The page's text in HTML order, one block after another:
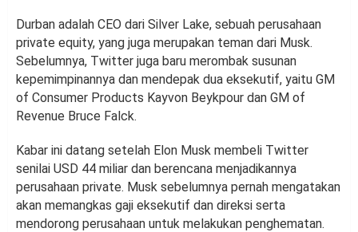
Durban adalah CEO dari Silver Lake, sebuah perusahaan
private equity, yang juga merupakan teman dari Musk.
Sebelumnya, Twitter juga baru merombak susunan
kepemimpinannya dan mendepak dua eksekutif, yaitu GM
of Consumer Products Kayvon Beykpour dan GM of
Revenue Bruce Falck.
Kabar ini datang setelah Elon Musk membeli Twitter
senilai USD 44 miliar dan berencana menjadikannya
perusahaan private. Musk sebelumnya pernah mengatakan
akan memangkas gaji eksekutif dan direksi serta
mendorong perusahaan untuk melakukan penghematan.